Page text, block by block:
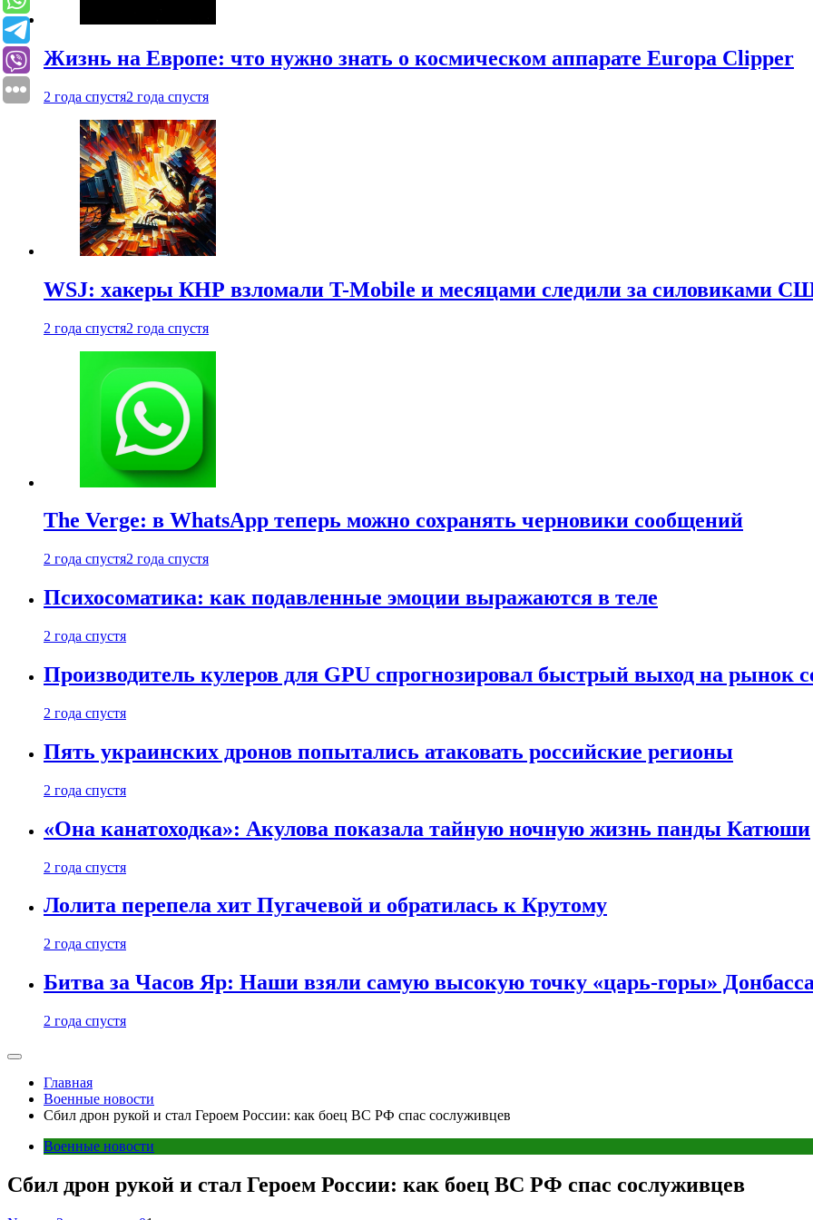
Жизнь на Европе: что нужно знать о космическом аппарате Europa Clipper
2 года спустя2 года спустя
WSJ: хакеры КНР взломали T-Mobile и месяцами следили за силовиками
2 года спустя2 года спустя
The Verge: в WhatsApp теперь можно сохранять черновики сообщений
2 года спустя2 года спустя
Психосоматика: как подавленные эмоции выражаются в теле
2 года спустя
Производитель кулеров для GPU спрогнозировал быстрый выход на рынок
2 года спустя
Пять украинских дронов попытались атаковать российские регионы
2 года спустя
«Она канатоходка»: Акулова показала тайную ночную жизнь панды Катюши
2 года спустя
Лолита перепела хит Пугачевой и обратилась к Крутому
2 года спустя
Битва за Часов Яр: Наши взяли самую высокую точку «царь-горы»
2 года спустя
Главная
Военные новости
Сбил дрон рукой и стал Героем России: как боец ВС РФ спас сослуживцев
Военные новости
Сбил дрон рукой и стал Героем России: как боец ВС РФ спас сослуживцев